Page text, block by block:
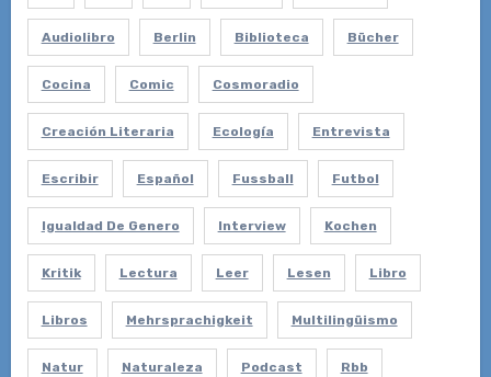
Audiolibro Berlin Biblioteca Bücher
Cocina Comic Cosmoradio
Creación Literaria Ecología Entrevista
Escribir Español Fussball Futbol
Igualdad De Genero Interview Kochen
Kritik Lectura Leer Lesen Libro
Libros Mehrsprachigkeit Multilingüismo
Natur Naturaleza Podcast Rbb